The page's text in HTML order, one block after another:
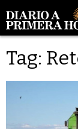
Tag: